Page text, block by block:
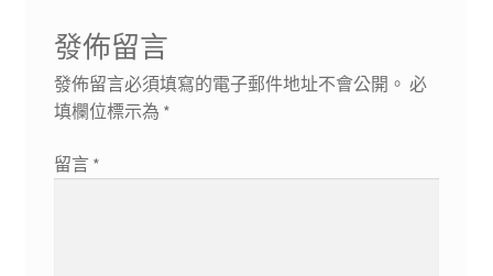
發佈留言
發佈留言必須填寫的電子郵件地址不會公開。 必
填欄位標示為 *
留言 *